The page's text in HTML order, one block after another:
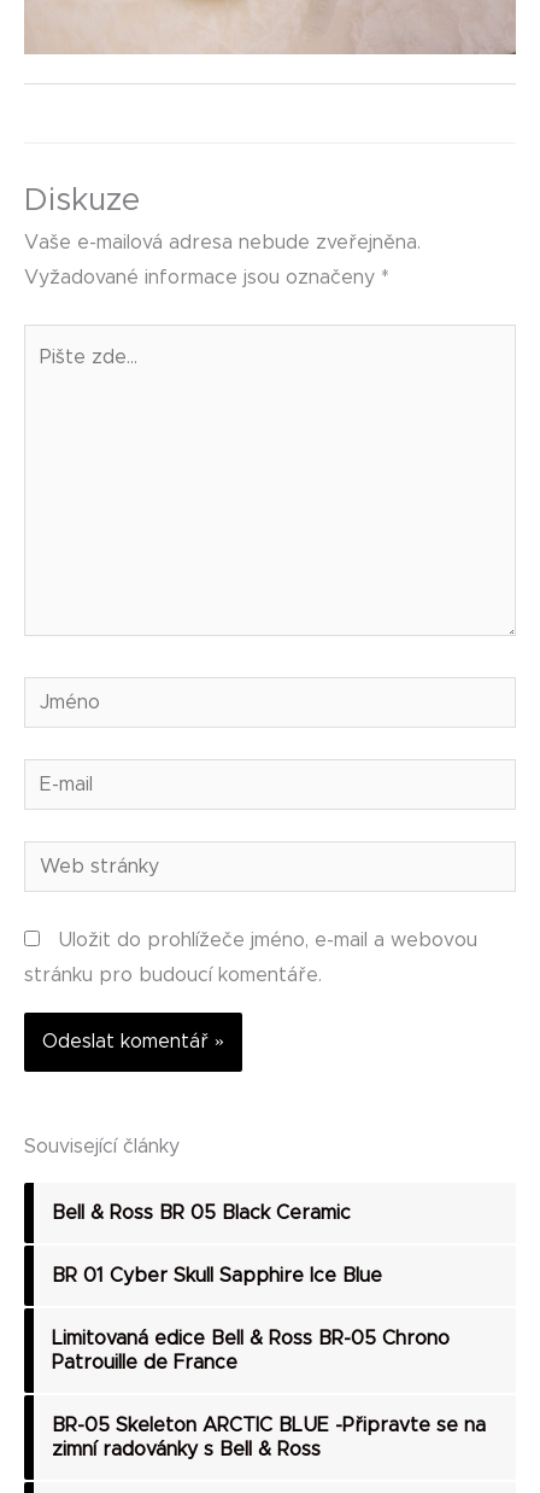
Diskuze
Vaše e-mailová adresa nebude zveřejněna.
Vyžadované informace jsou označeny *
Jméno
E-
mail
Web
stránky
Uložit do prohlížeče jméno, e-mail a webovou
stránku pro budoucí komentáře.
Související články
Bell & Ross BR 05 Black Ceramic
BR 01 Cyber Skull Sapphire Ice Blue
Limitovaná edice Bell & Ross BR-05 Chrono
Patrouille de France
BR-05 Skeleton ARCTIC BLUE -Připravte se na
zimní radovánky s Bell & Ross